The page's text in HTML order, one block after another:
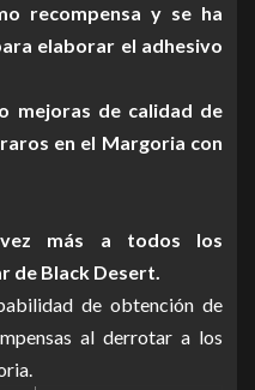
recompensa y se ha
elaborar el adhesivo
mejoras de calidad de
en el Margoria con
más a todos los
de Black Desert.
de obtención de
al derrotar a los